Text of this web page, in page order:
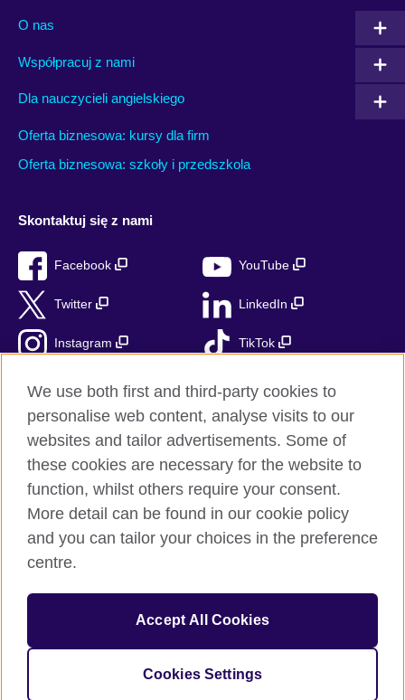
O nas
Współpracuj z nami
Dla nauczycieli angielskiego
Oferta biznesowa: kursy dla firm
Oferta biznesowa: szkoły i przedszkola
Skontaktuj się z nami
Facebook YouTube
Twitter LinkedIn
Instagram TikTok
British Council globalnie
Prywatność i warunki użytkowania
Mapa strony
© 2026 British Council
British Council jest międzynarodową organizacją reprezentującą
Zjednoczone Królestwo Wielkiej Brytanii i Irlandii Północnej.
We use both first and third-party cookies to
personalise web content, analyse visits to our
websites and tailor advertisements. Some of
these cookies are necessary for the website to
function, whilst others require your consent.
More detail can be found in our cookie policy
and you can tailor your choices in the preference
centre.
Accept All Cookies
Cookies Settings